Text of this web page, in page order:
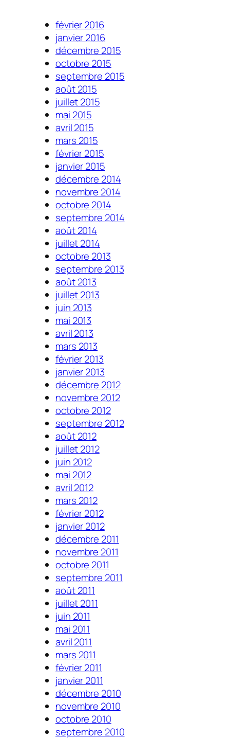
février 2016
janvier 2016
décembre 2015
octobre 2015
septembre 2015
août 2015
juillet 2015
mai 2015
avril 2015
mars 2015
février 2015
janvier 2015
décembre 2014
novembre 2014
octobre 2014
septembre 2014
août 2014
juillet 2014
octobre 2013
septembre 2013
août 2013
juillet 2013
juin 2013
mai 2013
avril 2013
mars 2013
février 2013
janvier 2013
décembre 2012
novembre 2012
octobre 2012
septembre 2012
août 2012
juillet 2012
juin 2012
mai 2012
avril 2012
mars 2012
février 2012
janvier 2012
décembre 2011
novembre 2011
octobre 2011
septembre 2011
août 2011
juillet 2011
juin 2011
mai 2011
avril 2011
mars 2011
février 2011
janvier 2011
décembre 2010
novembre 2010
octobre 2010
septembre 2010